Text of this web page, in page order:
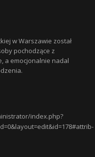
w Warszawie został
pochodzące z
a emocjonalnie nadal
index.php?